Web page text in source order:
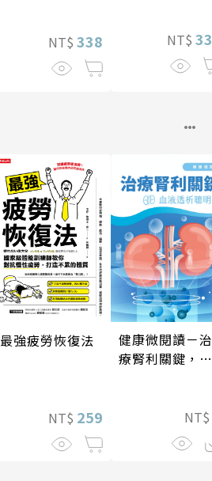
NT$ 338 NT$
最強疲勞恢復法
NT$ 259
健康微閱讀－治
療腎利關鍵，血
NT$